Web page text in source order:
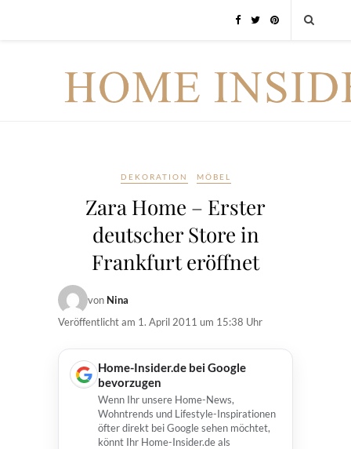
DEKORATION MÖBEL
Zara Home – Erster
deutscher Store in
Frankfurt eröffnet
von Nina
Veröffentlicht am 1. April 2011 um 15:38 Uhr
Home-Insider.de bei Google
bevorzugen
Wenn Ihr unsere Home-News,
Wohntrends und Lifestyle-Inspirationen
öfter direkt bei Google sehen möchtet,
könnt Ihr Home-Insider.de als